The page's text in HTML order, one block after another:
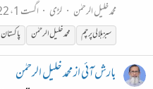
محمد خلیل الرحمٰن
لڑی اگست 1، 2022
سبز ہلالی پرچم
محمدخلیل الرحمٰن پاکستان
بارش آئی از محمد خلیل الرحمٰن